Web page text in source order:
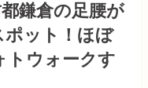
都鎌倉の足腰が
ポット！ほぼ
トウォークす